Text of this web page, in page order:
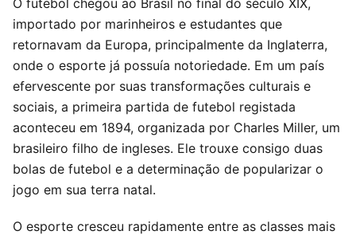
importado por marinheiros e estudantes que
retornavam da Europa, principalmente da Inglaterra,
onde o esporte já possuía notoriedade. Em um país
efervescente por suas transformações culturais e
sociais, a primeira partida de futebol registada
aconteceu em 1894, organizada por Charles Miller, um
brasileiro filho de ingleses. Ele trouxe consigo duas
bolas de futebol e a determinação de popularizar o
jogo em sua terra natal.
O esporte cresceu rapidamente entre as classes mais